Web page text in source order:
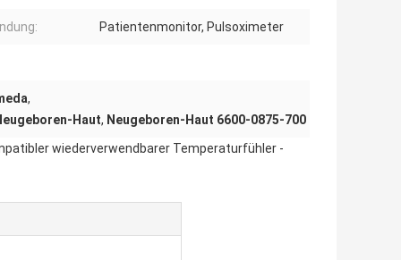
Patientenmonitor, Pulsoximeter
,
Haut, Neugeboren-Haut 6600-0875-700
wiederverwendbarer Temperaturfühler -